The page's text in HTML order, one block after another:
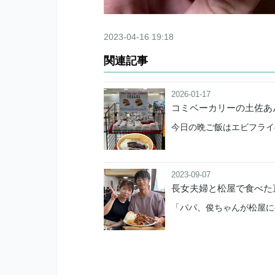
2023-04-16 19:18
関連記事
2026-01-17
コミベーカリーの土佐
今日の晩ご飯はエビフラ
2023-09-07
長女夫婦と松屋で食べ
「パパ、俊ちゃんが松屋